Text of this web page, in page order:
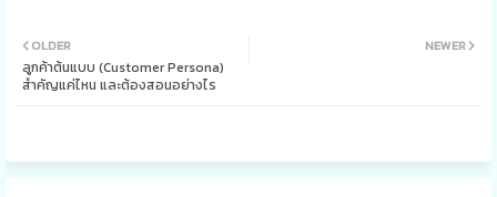
tter
NEWER
OLDER
ลูกค้าต้นแบบ (Customer Persona)
สำคัญแค่ไหน และต้องสอนอย่างไร